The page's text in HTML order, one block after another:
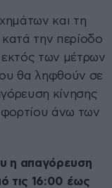
και τη
την περίοδο
των μέτρων
θα ληφθούν σε
κίνησης
άνω των
η απαγόρευση
τις 16:00 έως